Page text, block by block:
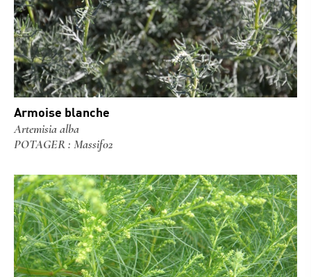
Armoise blanche
Artemisia alba
POTAGER : Massif02